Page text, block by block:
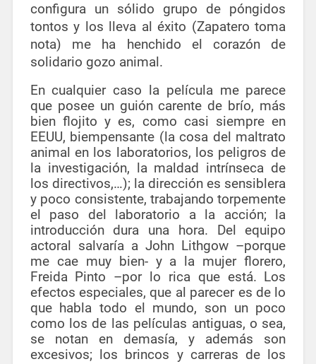
configura un sólido grupo de póngidos
tontos y los lleva al éxito (Zapatero toma
nota) me ha henchido el corazón de
solidario gozo animal.
En cualquier caso la película me parece
que posee un guión carente de brío, más
bien flojito y es, como casi siempre en
EEUU, biempensante (la cosa del maltrato
animal en los laboratorios, los peligros de
la investigación, la maldad intrínseca de
los directivos,…); la dirección es sensiblera
y poco consistente, trabajando torpemente
el paso del laboratorio a la acción; la
introducción dura una hora. Del equipo
actoral salvaría a John Lithgow –porque
me cae muy bien- y a la mujer florero,
Freida Pinto –por lo rica que está. Los
efectos especiales, que al parecer es de lo
que habla todo el mundo, son un poco
como los de las películas antiguas, o sea,
se notan en demasía, y además son
excesivos; los brincos y carreras de los